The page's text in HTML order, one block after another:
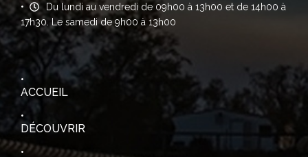
Du lundi au vendredi de 09h00 à 13h00 et de 14h00 à
17h30. Le samedi de 9h00 à 13h00
ACCUEIL
DÉCOUVRIR